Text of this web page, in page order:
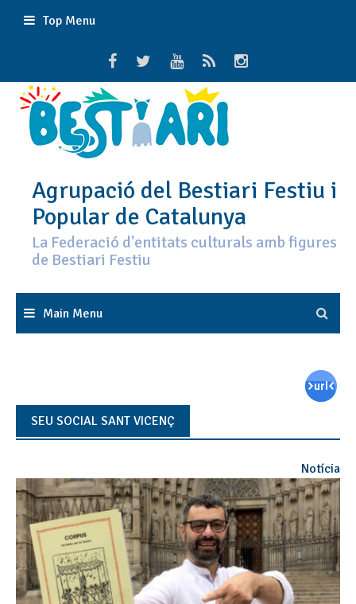
Top Menu
Agrupació del Bestiari Festiu i
Popular de Catalunya
La Federació d'entitats culturals amb figures
de Bestiari Festiu
Main Menu
SEU SOCIAL SANT VICENÇ
Notícia